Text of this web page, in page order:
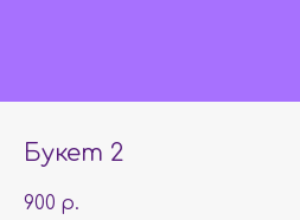
Букет 2
900 р.